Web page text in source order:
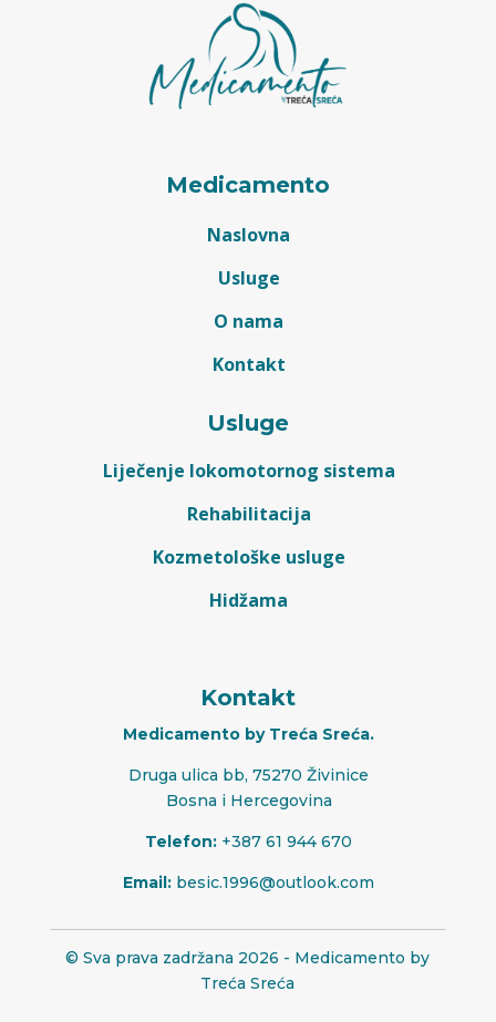
Medicamento
Naslovna
Usluge
O nama
Kontakt
Usluge
Liječenje lokomotornog sistema
Rehabilitacija
Kozmetološke usluge
Hidžama
Kontakt
Medicamento by Treća Sreća.
Druga ulica bb, 75270 Živinice
Bosna i Hercegovina
Telefon: +387 61 944 670
Email: besic.1996@outlook.com
© Sva prava zadržana 2026 - Medicamento by
Treća Sreća